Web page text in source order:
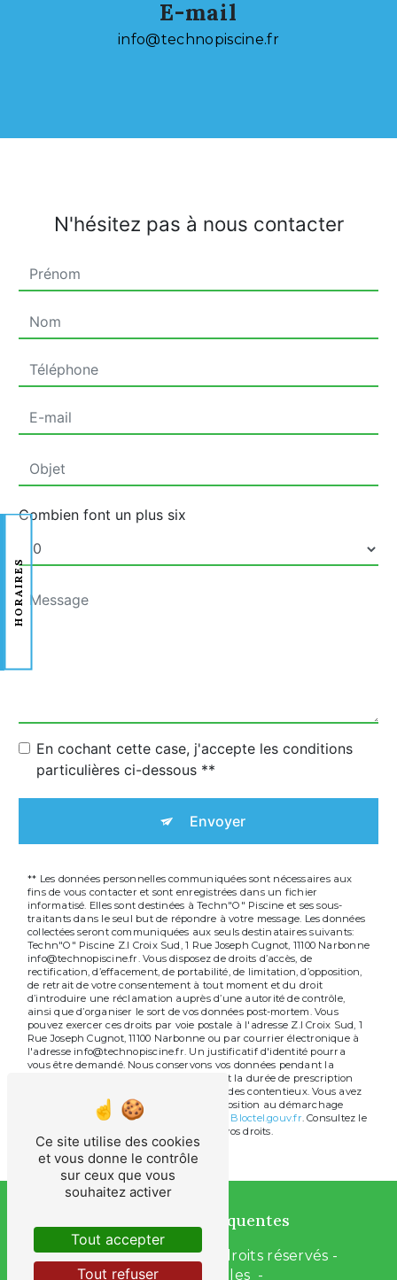
HORAIRES
E-mail
info@technopiscine.fr
N'hésitez pas à nous contacter
Combien font un plus six
En cochant cette case, j'accepte les conditions
particulières ci-dessous **
Envoyer
** Les données personnelles communiquées sont nécessaires aux
fins de vous contacter et sont enregistrées dans un fichier
informatisé. Elles sont destinées à Techn"O" Piscine et ses sous-
traitants dans le seul but de répondre à votre message. Les données
collectées seront communiquées aux seuls destinataires suivants:
Techn"O" Piscine Z.I Croix Sud, 1 Rue Joseph Cugnot, 11100 Narbonne
info@technopiscine.fr. Vous disposez de droits d’accès, de
rectification, d’effacement, de portabilité, de limitation, d’opposition,
de retrait de votre consentement à tout moment et du droit
d’introduire une réclamation auprès d’une autorité de contrôle,
ainsi que d’organiser le sort de vos données post-mortem. Vous
pouvez exercer ces droits par voie postale à l'adresse Z.I Croix Sud, 1
Rue Joseph Cugnot, 11100 Narbonne ou par courrier électronique à
l'adresse info@technopiscine.fr. Un justificatif d'identité pourra
vous être demandé. Nous conservons vos données pendant la
période de prise de contact puis pendant la durée de prescription
légale aux fins probatoires et de gestion des contentieux. Vous avez
le droit de vous inscrire sur la liste d'opposition au démarchage
téléphonique, disponible à cette adresse: Bloctel.gouv.fr. Consultez le
site cnil.fr pour plus d’informations sur vos droits.
Recherches fréquentes
©Vistalid- 2026 - Tous droits réservés -
Mentions légales -
Ce site utilise des cookies
et vous donne le contrôle
sur ceux que vous
souhaitez activer
Tout accepter
Tout refuser